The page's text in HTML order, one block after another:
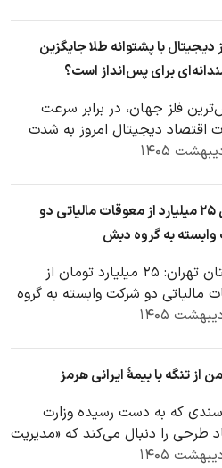
دیجیتال با پشتوانه طلا جایگزین
برای پس‌انداز است؟
فلز جهان، در برابر سرعت
اقتصاد دیجیتال امروز به شدت
عمل می‌کند. گیر افتادن
وصول ۲۵ میلیارد از معوقات مالیاتی دو
به گروه دبش
دادستان تهران: ۲۵ میلیارد تومان از
مالیاتی دو شرکت وابسته به گروه
محل تصرف وثایق بانکی وصول
از تنگه با بیمۀ ایرانی هرمز
که به دست رسیده وزارت
طرحی را دنبال می‌کند که «مدیریت
را از طریق بیمه امکان‌پذیر کند»